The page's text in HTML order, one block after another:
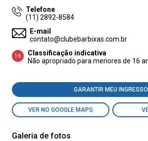
Telefone
(11) 2892-8584
E-mail
contato@clubebarbixas.com.br
16
Classificação indicativa
Não apropriado para menores de 16
GARANTIR MEU INGRESSO
VER NO GOOGLE MAPS
Galeria de fotos